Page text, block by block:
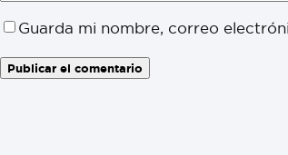
Guarda mi nombre, correo